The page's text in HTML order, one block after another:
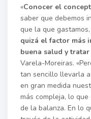
«Conocer el
saber que debemos
que la que
quizá el factor más
buena salud y
Varela-Moreiras.
tan sencillo llevarla
en gran medida
más compleja, lo
de la balanza. En lo